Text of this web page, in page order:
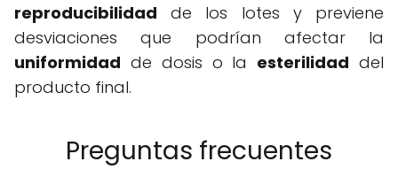
reproducibilidad de los lotes y previene
desviaciones que podrían afectar la
uniformidad de dosis o la esterilidad del
producto final.
Preguntas frecuentes